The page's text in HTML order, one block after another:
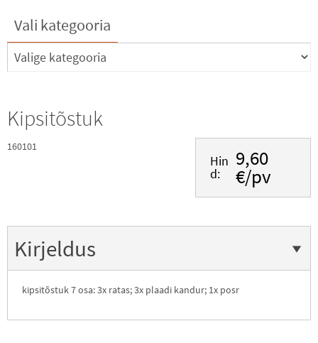
Vali kategooria
Kipsitõstuk
160101
Hin
d:
9,60
€/pv
Kirjeldus
kipsitõstuk 7 osa: 3x ratas; 3x plaadi kandur; 1x posr